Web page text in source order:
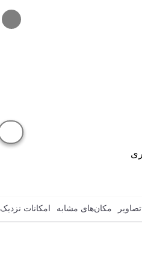
تصاویر مکان‌های مشابه امکانات نزدیک